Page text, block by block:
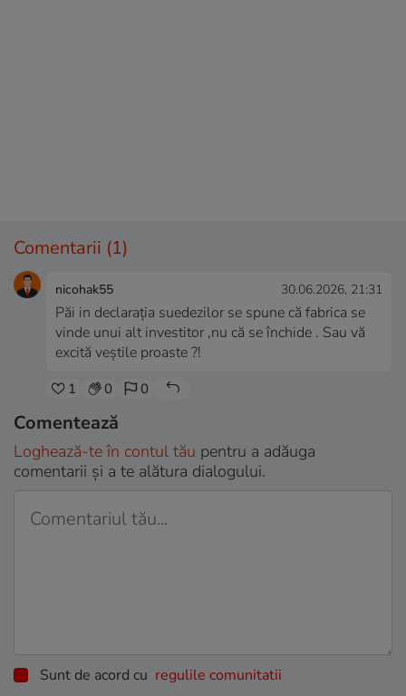
Comentarii (1)
nicohak55 30.06.2026, 21:31
Păi in declarația suedezilor se spune că fabrica se
vinde unui alt investitor ,nu că se închide . Sau vă
excită veștile proaste ?!
1 0 0
Comentează
Loghează-te în contul tău pentru a adăuga
comentarii și a te alătura dialogului.
Sunt de acord cu regulile comunitatii